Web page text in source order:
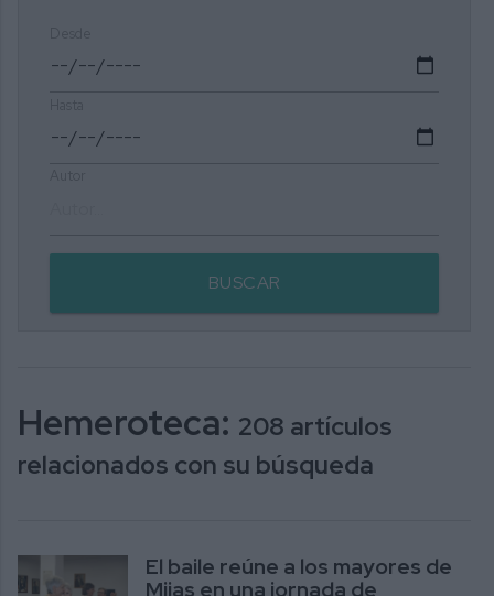
BUSCAR
Hemeroteca: 208 artículos
relacionados con su búsqueda
El baile reúne a los mayores de
Mijas en una jornada de